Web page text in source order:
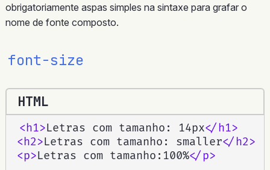
obrigatoriamente aspas simples na sintaxe para grafar o
nome de fonte composto.
font-size
HTML
<h1>Letras com tamanho: 14px</h1>
<h2>Letras com tamanho: smaller</h2>
<p>Letras com tamanho:100%</p>